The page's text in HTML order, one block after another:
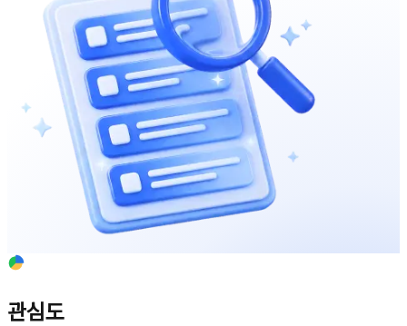
관심도